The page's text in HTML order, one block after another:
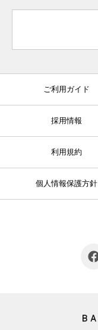
ご利用ガイド
採用情報
利用規約
個人情報保護方針